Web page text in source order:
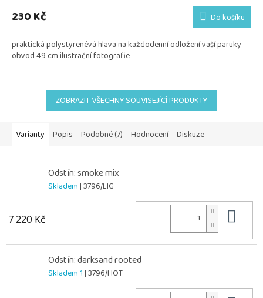
230 Kč Do košíku
praktická polystyrenévá hlava na každodenní odložení vaší paruky
obvod 49 cm ilustrační fotografie
ZOBRAZIT VŠECHNY SOUVISEJÍCÍ PRODUKTY
Varianty Popis Podobné (7) Hodnocení Diskuze
Odstín: smoke mix
Skladem| 3796/LIG
7 220 Kč
Odstín: darksand rooted
Skladem 1| 3796/HOT